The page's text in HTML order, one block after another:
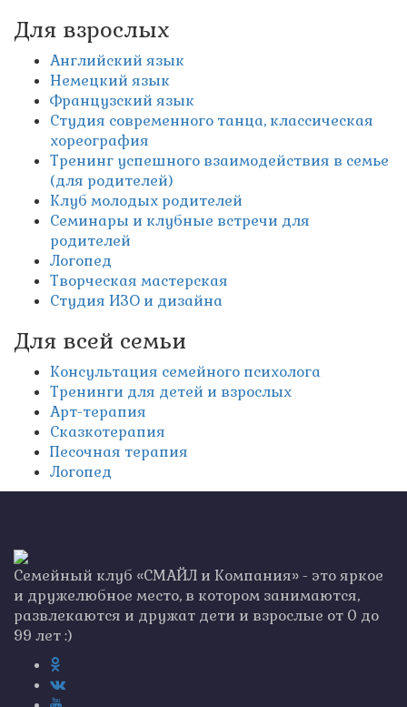
Для взрослых
Английский язык
Немецкий язык
Французский язык
Студия современного танца, классическая
хореография
Тренинг успешного взаимодействия в семье
(для родителей)
Клуб молодых родителей
Семинары и клубные встречи для
родителей
Логопед
Творческая мастерская
Студия ИЗО и дизайна
Для всей семьи
Консультация семейного психолога
Тренинги для детей и взрослых
Арт-терапия
Сказкотерапия
Песочная терапия
Логопед
Семейный клуб «СМАЙЛ и Компания» - это яркое
и дружелюбное место, в котором занимаются,
развлекаются и дружат дети и взрослые от 0 до
99 лет :)